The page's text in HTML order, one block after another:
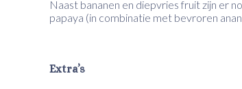
Naast bananen en diepvries fruit zijn er
papaya (in combinatie met bevroren
Extra’s